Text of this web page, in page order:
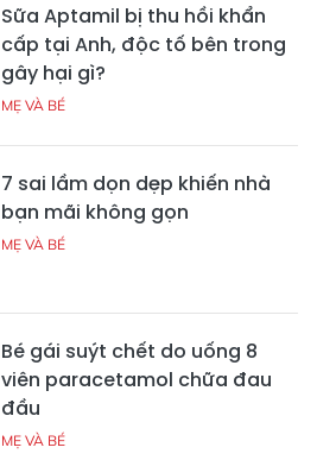
Sữa Aptamil bị thu hồi khẩn
cấp tại Anh, độc tố bên trong
gây hại gì?
MẸ VÀ BÉ
7 sai lầm dọn dẹp khiến nhà
bạn mãi không gọn
MẸ VÀ BÉ
Bé gái suýt chết do uống 8
viên paracetamol chữa đau
đầu
MẸ VÀ BÉ